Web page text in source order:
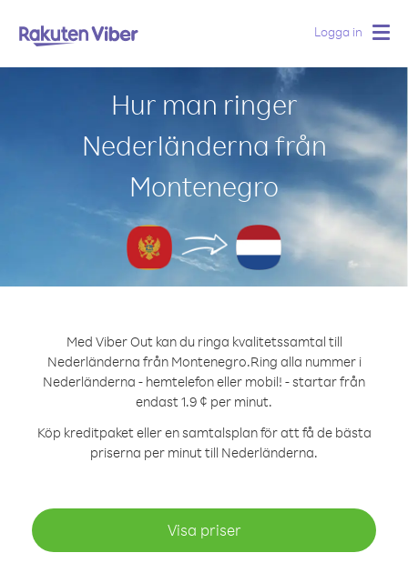
Logga in
Hur man ringer
Nederländerna från
Montenegro
Med Viber Out kan du ringa kvalitetssamtal till
Nederländerna från Montenegro.Ring alla nummer i
Nederländerna - hemtelefon eller mobil! - startar från
endast 1.9 ¢ per minut.
Köp kreditpaket eller en samtalsplan för att få de bästa
priserna per minut till Nederländerna.
Visa priser